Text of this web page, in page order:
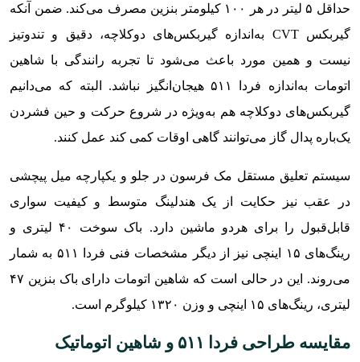
حداقل ۵ لیتر در هر ۱۰۰ کیلومتر بنزین مصرف می‌کند. ضمن آنکه
گیربکس CVT به‌اندازه گیربکس‌های دوکلاچه، دقیق و تندوتیز
نیست و همین مورد باعث می‌شود تا تجربه رانندگی با شاهین
اتومات به‌اندازه فردا ۵۱۱ هیجان‌انگیز نباشد. البته که می‌دانیم
گیربکس‌های دوکلاچه هم به‌ویژه در شروع حرکت و حین فشردن
یک‌باره پدال گاز می‌توانند گاهی اوقات کمی کند عمل کنند.
سیستم تعلیق مستقل مک فرسون در جلو و یکپارچه میل پیچشی
در عقب نیز حکایت از یک هندلینگ متوسط و کیفیت سواری
قابل‌قبول را برای هردو ماشین دارد. باک سوخت ۴۰ لیتری و
رینگ‌های ۱۵ اینچی نیز از دیگر مشخصات فنی فردا ۵۱۱ به شمار
می‌روند. این در حالی است که شاهین اتومات دارای باک بنزین ۴۷
لیتری، رینگ‌های ۱۵ اینچی و وزن ۱۳۲۰ کیلوگرم است.
مقایسه طراحی فردا ۵۱۱ و شاهین اتوماتیک